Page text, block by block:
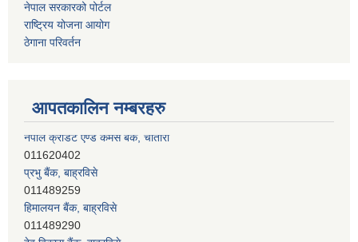
नेपाल सरकारको पोर्टल
राष्ट्रिय योजना आयोग
ठेगाना परिवर्तन
आपतकालिन नम्बरहरु
प्रभु बैंक, बाह्रविसे
011489259
हिमालयन बैंक, बाह्रविसे
011489290
देव विकास बैंक, बाह्रविसे
011401005